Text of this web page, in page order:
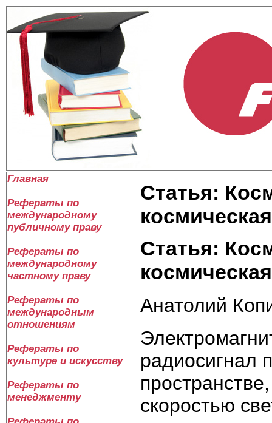
Главная
Рефераты по
международному
публичному праву
Рефераты по
международному
частному праву
Рефераты по
международным
отношениям
Рефераты по
культуре и искусству
Рефераты по
менеджменту
Статья:
Статья:
Анатолий
радиосигнал
скоростью